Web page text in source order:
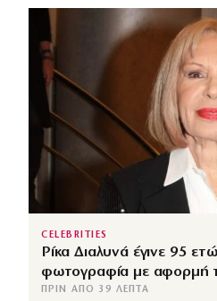
CELEBRITIES
Ρίκα Διαλυνά έγινε 95
φωτογραφία με αφορμή
ΠΡΙΝ ΑΠΌ 39 ΛΕΠΤΆ